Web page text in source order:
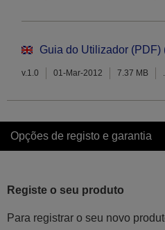
Guia do Utilizador (PDF)
v.1.0 01-Mar-2012 7.37 MB
Opções de registo e garantia
Registe o seu produto
Para registrar o seu novo